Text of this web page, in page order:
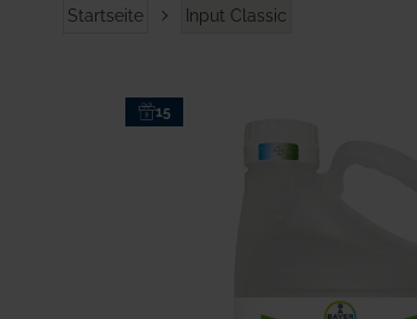
Startseite Input Classic
15